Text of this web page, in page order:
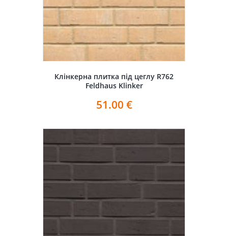
Клінкерна плитка під цеглу R762
Feldhaus Klinker
51.00 €